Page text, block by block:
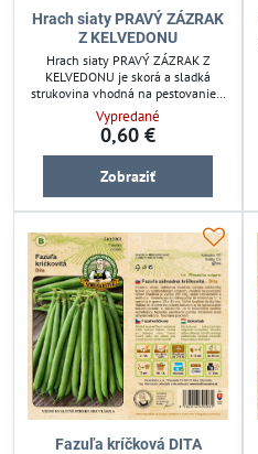
Hrach siaty PRAVÝ ZÁZRAK
Z KELVEDONU
Hrach siaty PRAVÝ ZÁZRAK Z
KELVEDONU je skorá a sladká
strukovina vhodná na pestovanie v
záhrade. Odolné semená
zabezpečujú spoľahlivú úrodu a
jednoduchú starostlivosť. Ideálny
pre záhradkárov, ktorí chcú pestovať
chutný a zdravý hrach na priamu
spracovanie.
Vypredané
0,60 €
Zobraziť
Fazuľa kríčková DITA